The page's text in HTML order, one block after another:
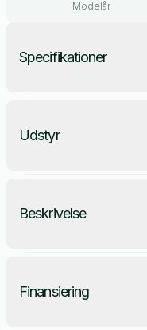
Modelår
Specifikationer
Udstyr
Beskrivelse
Finansiering